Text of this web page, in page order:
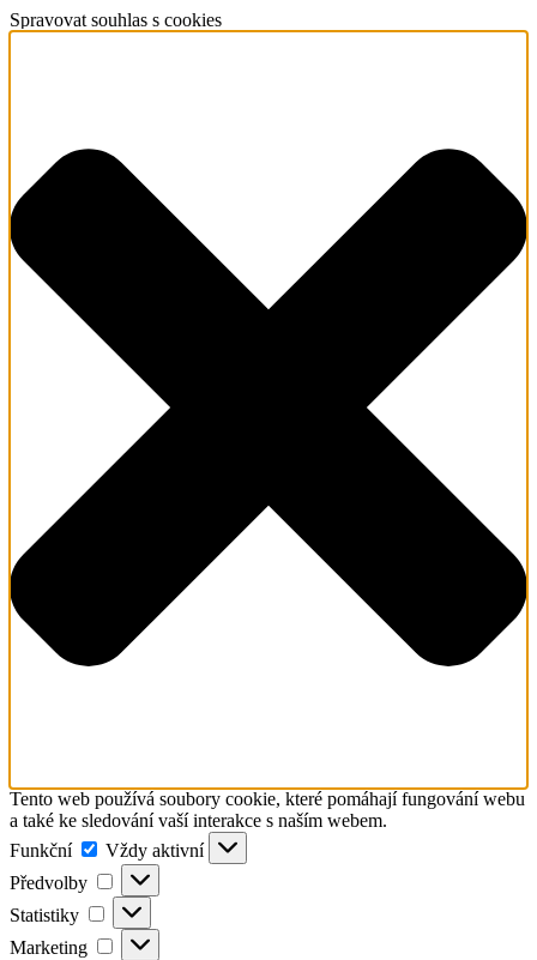
Spravovat souhlas s cookies
Tento web používá soubory cookie, které pomáhají fungování webu
a také ke sledování vaší interakce s naším webem.
Funkční
Funkční
Vždy aktivní
Předvolby
Předvolby
Statistiky Statistiky
Marketing Marketing